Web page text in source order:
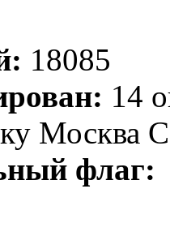
18085
14
Москва
флаг: